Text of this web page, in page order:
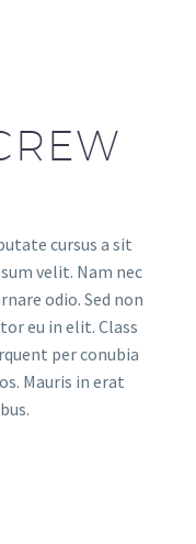
cursus a sit
velit. Nam nec
odio. Sed non
eu in elit. Class
per conubia
Mauris in erat